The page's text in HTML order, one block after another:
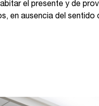
el presente y de
en ausencia del sentido